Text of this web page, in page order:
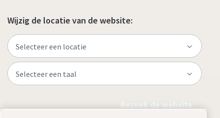
Wijzig de locatie van de website:
Bezoek de website